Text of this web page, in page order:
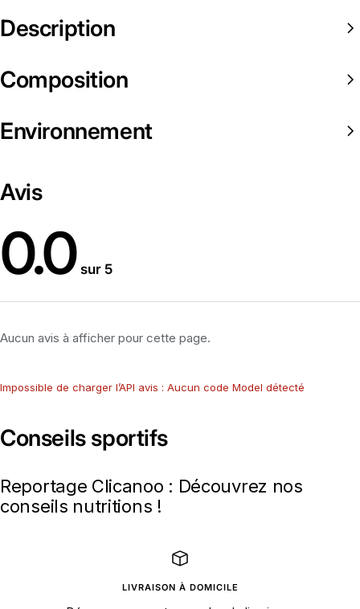
Description
Composition
Environnement
Avis
0.0 sur 5
Aucun avis à afficher pour cette page.
Impossible de charger l’API avis : Aucun code Model détecté
Conseils sportifs
Reportage Clicanoo : Découvrez nos
conseils nutritions !
LIVRAISON À DOMICILE